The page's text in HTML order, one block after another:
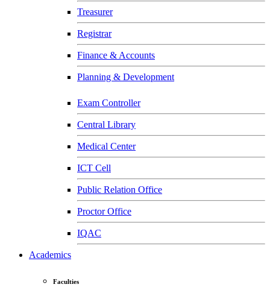
Treasurer
Registrar
Finance & Accounts
Planning & Development
Exam Controller
Central Library
Medical Center
ICT Cell
Public Relation Office
Proctor Office
IQAC
Academics
Faculties